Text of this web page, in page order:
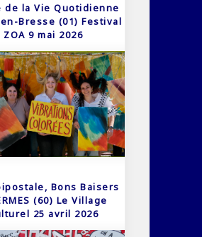
de la Vie Quotidienne
Bresse (01) Festival
ZOA 9 mai 2026
Bons Baisers
(60) Le Village
25 avril 2026